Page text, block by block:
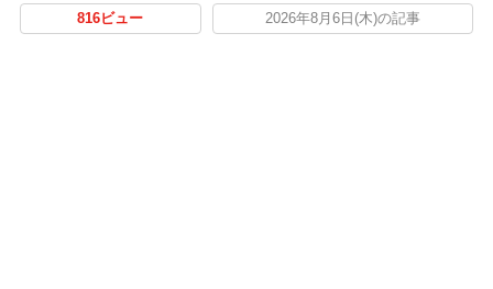
816ビュー 2026年8月6日(木)の記事